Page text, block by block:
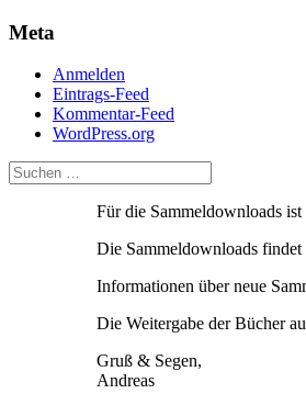
Meta
Anmelden
Eintrags-Feed
Kommentar-Feed
WordPress.org
Für die Sammeldownloads
Die Sammeldownloads
Informationen über neue
Die Weitergabe der Bücher
Gruß & Segen,
Andreas